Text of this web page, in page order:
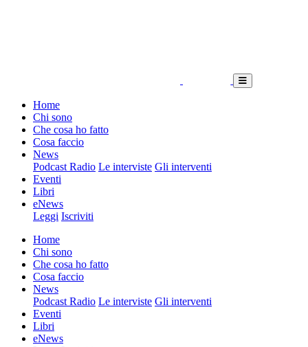
Home
Chi sono
Che cosa ho fatto
Cosa faccio
News
Podcast Radio Le interviste Gli interventi
Eventi
Libri
eNews
Leggi Iscriviti
Home
Chi sono
Che cosa ho fatto
Cosa faccio
News
Podcast Radio Le interviste Gli interventi
Eventi
Libri
eNews